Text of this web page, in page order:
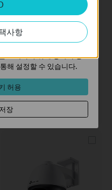
VIGI C230I Mini
3MP IR 미니 돔 네트워크 카메라
사항
개선하고 조정하기 위해
분석하는 데 사용하는 쿠키
대한 프로필을 생성하고
표시하기 위해 당사의 광
해 설정할 수 있습니다.
허용
장